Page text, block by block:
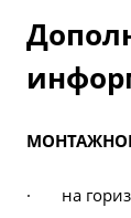
· на